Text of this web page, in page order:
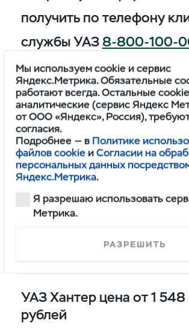
получить по телефону
службы УАЗ 8-800-100-
сайте uaz.ru.
УАЗ Буханка Цена от 1
рублей
УАЗ Патриот Цена от 1
рублей
УАЗ Пикап цена от 1 755
УАЗ Хантер цена от 1
рублей
Мы используем cookie и сервис
Яндекс.Метрика. Обязательные
работают всегда. Остальные
аналитические (сервис Яндекс
от ООО «Яндекс», Россия),
согласия.
Подробнее — в Политике
файлов cookie иСогласии на
персональных данных
Яндекс.Метрика.
Я разрешаю использовать
Метрика.
РАЗРЕШИТЬ